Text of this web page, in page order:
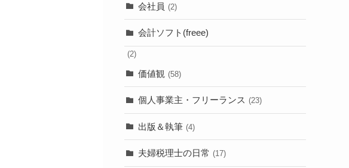
会社員 (2)
会計ソフト(freee)
(2)
価値観 (58)
個人事業主・フリーランス (23)
出版＆執筆 (4)
夫婦税理士の日常 (17)